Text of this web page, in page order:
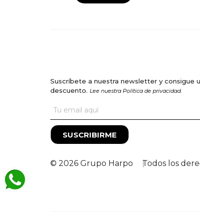
Suscríbete a nuestra newsletter y consigue
descuento. Lee nuestra Política de privacidad.
SUSCRIBIRME
© 2026 Grupo Harpo Todos los